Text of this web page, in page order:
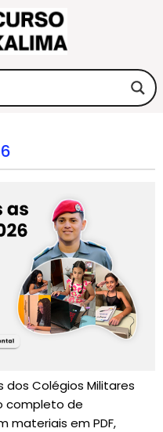
dos Colégios Militares
completo de
materiais em PDF,